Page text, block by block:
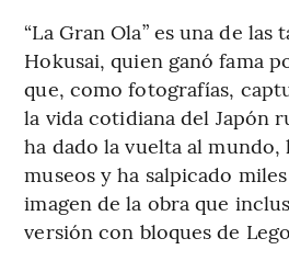
“La Gran Ola” es una de
Hokusai, quien ganó fama
que, como fotografías,
la vida cotidiana del Japón
ha dado la vuelta al
museos y ha salpicado
imagen de la obra que
versión con bloques de